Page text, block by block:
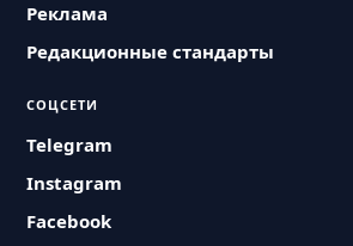
Реклама
Редакционные стандарты
СОЦСЕТИ
Telegram
Instagram
Facebook